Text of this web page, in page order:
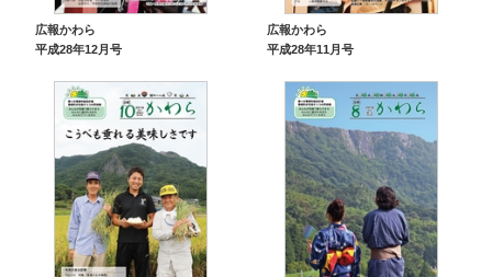
広報かわら
平成28年12月号
広報かわら
平成28年11月号